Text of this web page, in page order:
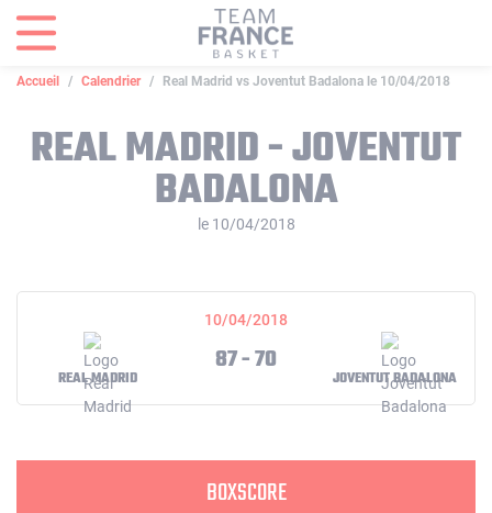
Accueil Calendrier Real Madrid vs Joventut Badalona le 10/04/2018
REAL MADRID - JOVENTUT
BADALONA
le 10/04/2018
10/04/2018
REAL MADRID
87 - 70
JOVENTUT BADALONA
BOXSCORE
Panneau de gestion des cookies